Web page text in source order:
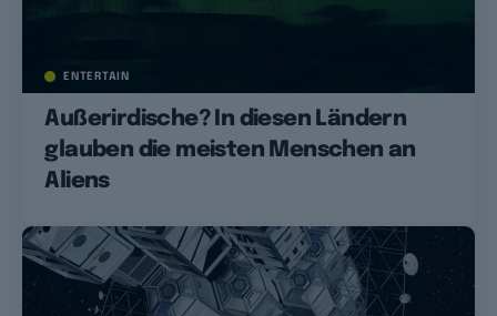
ENTERTAIN
Außerirdische? In diesen Ländern
glauben die meisten Menschen an
Aliens